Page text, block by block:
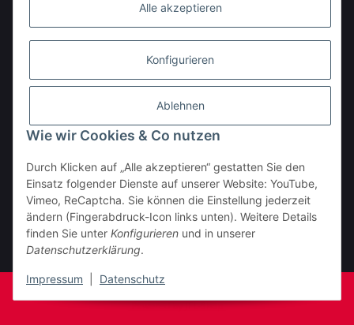
Alle akzeptieren
Konfigurieren
Ablehnen
Wie wir Cookies & Co nutzen
Durch Klicken auf „Alle akzeptieren“ gestatten Sie den
Einsatz folgender Dienste auf unserer Website: YouTube,
Vimeo, ReCaptcha. Sie können die Einstellung jederzeit
ändern (Fingerabdruck-Icon links unten). Weitere Details
finden Sie unter Konfigurieren und in unserer
Datenschutzerklärung.
Impressum Datenschutz
BESTELLHOTLINE:
(0 23 03) 983 77 27
Vertrag widerrufen
* Alle Preise inkl. gesetzlicher USt., zzgl.
Powered byJTL-Shop